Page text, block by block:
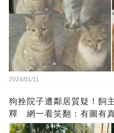
2024/01/11
狗拴院子遭鄰居質疑！飼
釋 網一看笑翻：有圖有真